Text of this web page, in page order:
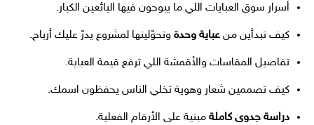
أسرار سوق العبايات اللي ما يبوحون فيها البائعين الكبار.
كيف تبدأين من عباية وحدة وتحوّلينها لمشروع يدرّ عليك أرباح.
تفاصيل المقاسات والأقمشة اللي ترفع قيمة العباية.
كيف تصممين شعار وهوية تخلي الناس يحفظون اسمك.
دراسة جدوى كاملة مبنية على الأرقام الفعلية.